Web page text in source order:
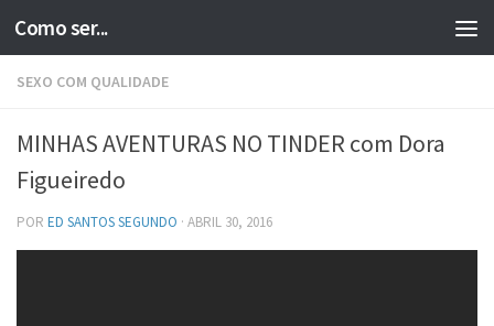
Skip to content
Como ser...
SEXO COM QUALIDADE
MINHAS AVENTURAS NO TINDER com Dora
Figueiredo
POR ED SANTOS SEGUNDO · ABRIL 30, 2016